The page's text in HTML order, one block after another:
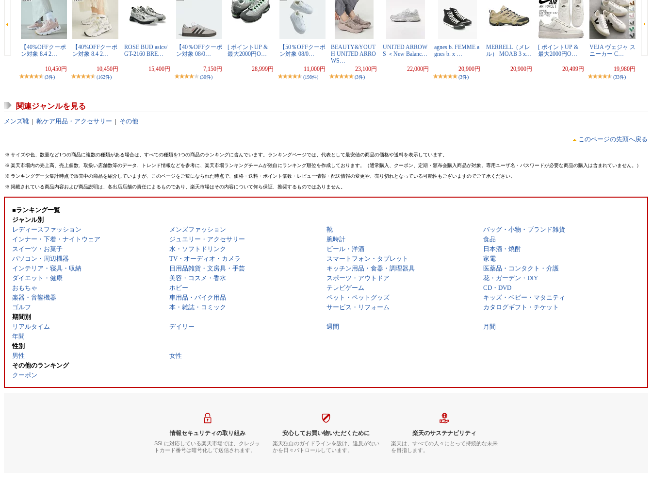
【40%OFFクーポ
ン対象 8.4 2…
10,450円
(3件)
【40%OFFクーポ
ン対象 8.4 2…
10,450円
(162件)
ROSE BUD asics/
GT-2160 BRE…
15,400円
【40％OFFクーポ
ン対象 08/0…
7,150円
(30件)
[ ポイントUP &
最大2000円O…
28,999円
【50％OFFクーポ
ン対象 08/0…
11,000円
(198件)
BEAUTY&YOUT
H UNITED ARRO
WS…
23,100円
(3件)
UNITED ARROW
S ＜New Balanc…
22,000円
agnes b. FEMME a
gnes b. x …
20,900円
(3件)
MERRELL（メレ
ル） MOAB 3 x…
20,900円
[ ポイントUP &
最大2000円O…
20,499円
VEJA ヴェジャ ス
ニーカー C…
19,980円
(33件)
関連ジャンルを見る
メンズ靴 | 靴ケア用品・アクセサリー | その他
このページの先頭へ戻る
※ サイズや色、数量など1つの商品に複数の種類がある場合は、すべての種類を1つの商品のランキングに含んでいます。ランキングページでは、代表として最安値の商品の価格や送料を表示しています。
※ 楽天市場内の売上高、売上個数、取扱い店舗数等のデータ、トレンド情報などを参考に、楽天市場ランキングチームが独自にランキング順位を作成しております。（通常購入、クーポン、定期・頒布会購入商品が対象。専用ユーザ名・パスワードが必要な商品の購入は含まれていません。）
※ ランキングデータ集計時点で販売中の商品を紹介していますが、このページをご覧になられた時点で、価格・送料・ポイント倍数・レビュー情報・配送情報の変更や、売り切れとなっている可能性もございますのでご了承ください。
※ 掲載されている商品内容および商品説明は、各出店店舗の責任によるものであり、楽天市場はその内容について何ら保証、推奨するものではありません。
■ランキング一覧
ジャンル別
レディースファッション
メンズファッション 靴
バッグ・小物・ブランド雑貨
インナー・下着・ナイトウェア
ジュエリー・アクセサリー 腕時計
食品
スイーツ・お菓子
水・ソフトドリンク ビール・洋酒
日本酒・焼酎
パソコン・周辺機器
TV・オーディオ・カメラ スマートフォン・タブレット
家電
インテリア・寝具・収納
日用品雑貨・文房具・手芸 キッチン用品・食器・調理器具
医薬品・コンタクト・介護
ダイエット・健康
美容・コスメ・香水 スポーツ・アウトドア
花・ガーデン・DIY
おもちゃ
ホビー テレビゲーム
CD・DVD
楽器・音響機器
車用品・バイク用品 ペット・ペットグッズ
キッズ・ベビー・マタニティ
ゴルフ
本・雑誌・コミック サービス・リフォーム
カタログギフト・チケット
期間別
リアルタイム
デイリー 週間
月間
年間
性別
男性
女性
その他のランキング
クーポン
情報セキュリティの取り組み
SSLに対応している楽天市場では、クレジッ
トカード番号は暗号化して送信されます。
安心してお買い物いただくために
楽天独自のガイドラインを設け、違反がない
かを日々パトロールしています。
楽天のサステナビリティ
楽天は、すべての人々にとって持続的な未来
を目指します。